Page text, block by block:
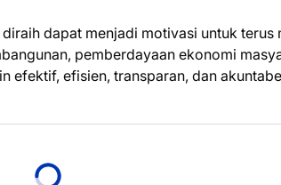
dapat menjadi motivasi untuk terus
pemberdayaan ekonomi
efektif, efisien, transparan, dan